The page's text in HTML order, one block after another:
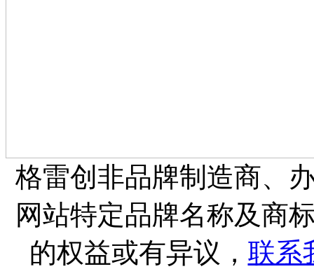
格雷创非品牌制造商、
网站特定品牌名称及商
的权益或有异议， 联系